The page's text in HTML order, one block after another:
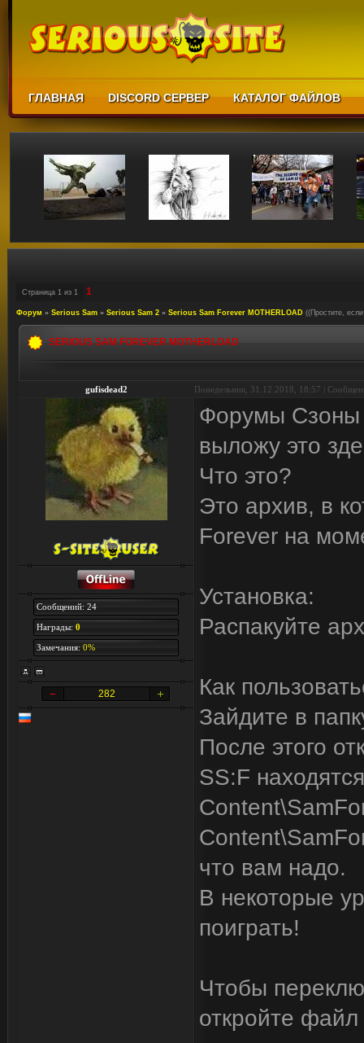
ГЛАВНАЯ DISCORD СЕРВЕР КАТАЛОГ ФАЙЛОВ
Страница 1 из 1 1
Форум » Serious Sam » Serious Sam 2 » Serious Sam Forever MOTHERLOAD ((Простите,
SERIOUS SAM FOREVER MOTHERLOAD
gufisdead2 Понедельник, 31.12.2018, 18:57 |
Сообщений: 24
Награды: 0
Замечания: 0%
282
Форумы Сзоны
выложу это
Что это?
Это архив, в
Forever на
Установка:
Распакуйте
Как
Зайдите в
После этого
SS:F
что вам надо.
В некоторые
поиграть!
Чтобы
откройте